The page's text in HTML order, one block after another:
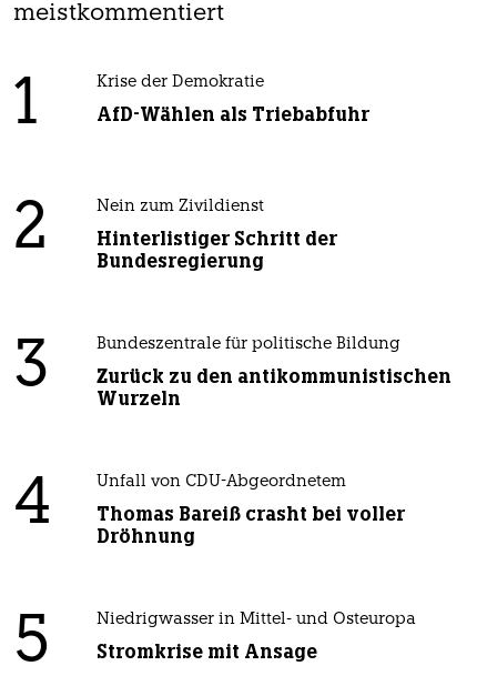
meistkommentiert
1 Krise der Demokratie
AfD-Wählen als Triebabfuhr
2 Nein zum Zivildienst
Hinterlistiger Schritt der
Bundesregierung
3 Bundeszentrale für politische Bildung
Zurück zu den antikommunistischen
Wurzeln
4 Unfall von CDU-Abgeordnetem
Thomas Bareiß crasht bei voller
Dröhnung
5 Niedrigwasser in Mittel- und Osteuropa
Stromkrise mit Ansage